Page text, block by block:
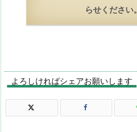
らせください。
よろしければシェアお願いします